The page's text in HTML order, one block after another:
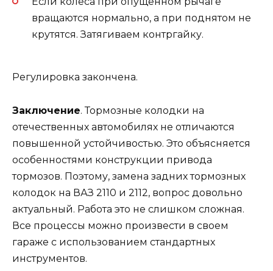
вращаются нормально, а при поднятом не
крутятся. Затягиваем контргайку.
Регулировка закончена.
Заключение. Тормозные колодки на
отечественных автомобилях не отличаются
повышенной устойчивостью. Это объясняется
особенностями конструкции привода
тормозов. Поэтому, замена задних тормозных
колодок на ВАЗ 2110 и 2112, вопрос довольно
актуальный. Работа это не слишком сложная.
Все процессы можно произвести в своем
гараже с использованием стандартных
инструментов.